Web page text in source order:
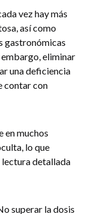
vez hay más
así como
gastronómicas
embargo, eliminar
una deficiencia
contar con
en muchos
lo que
detallada
superar la dosis